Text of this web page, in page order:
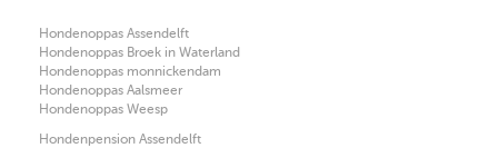
Hondenoppas Assendelft
Hondenoppas Broek in Waterland
Hondenoppas monnickendam
Hondenoppas Aalsmeer
Hondenoppas Weesp
Hondenpension Assendelft